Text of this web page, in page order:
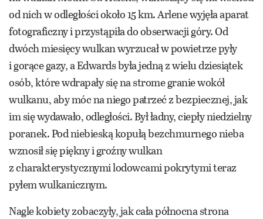
od nich w odległości około 15 km. Arlene wyjęła aparat
fotograficzny i przystąpiła do obserwacji góry. Od
dwóch miesięcy wulkan wyrzucał w powietrze pyły
i gorące gazy, a Edwards była jedną z wielu dziesiątek
osób, które wdrapały się na strome granie wokół
wulkanu, aby móc na niego patrzeć z bezpiecznej, jak
im się wydawało, odległości. Był ładny, ciepły niedzielny
poranek. Pod niebieską kopułą bezchmurnego nieba
wznosił się piękny i groźny wulkan
z charakterystycznymi lodowcami pokrytymi teraz
pyłem wulkanicznym.
Nagle kobiety zobaczyły, jak cała północna strona